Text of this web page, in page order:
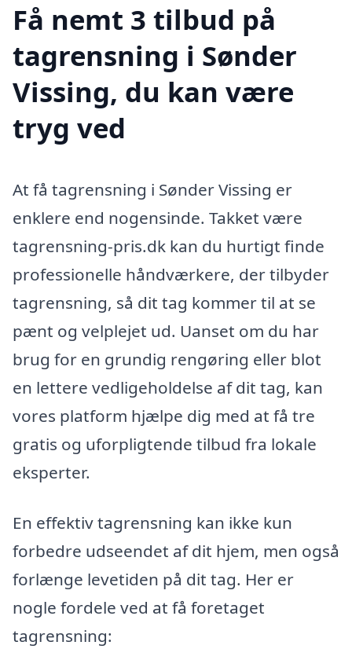
Få nemt 3 tilbud på
tagrensning i Sønder
Vissing, du kan være
tryg ved
At få tagrensning i Sønder Vissing er
enklere end nogensinde. Takket være
tagrensning-pris.dk kan du hurtigt finde
professionelle håndværkere, der tilbyder
tagrensning, så dit tag kommer til at se
pænt og velplejet ud. Uanset om du har
brug for en grundig rengøring eller blot
en lettere vedligeholdelse af dit tag, kan
vores platform hjælpe dig med at få tre
gratis og uforpligtende tilbud fra lokale
eksperter.
En effektiv tagrensning kan ikke kun
forbedre udseendet af dit hjem, men også
forlænge levetiden på dit tag. Her er
nogle fordele ved at få foretaget
tagrensning: